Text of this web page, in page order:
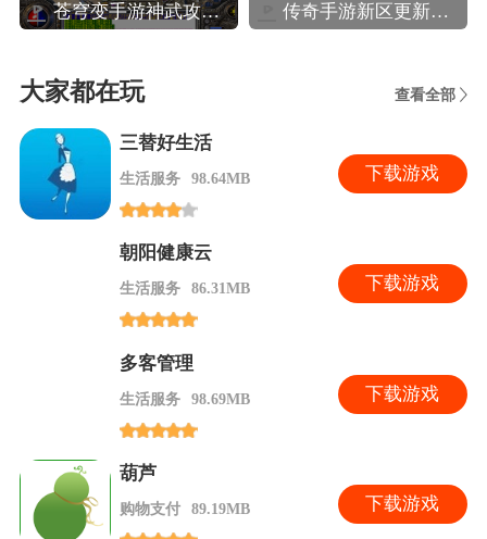
苍穹变手游神武攻略,苍穹变高效玩转装备系统攻略 传奇手游新区更新攻略,热血传奇手机版新区人民币法师玩家晚八点前怎么升40级
大家都在玩 查看全部
三替好生活
生活服务 98.64MB 下载游戏
朝阳健康云
生活服务 86.31MB 下载游戏
多客管理
生活服务 98.69MB 下载游戏
葫芦
购物支付 89.19MB 下载游戏